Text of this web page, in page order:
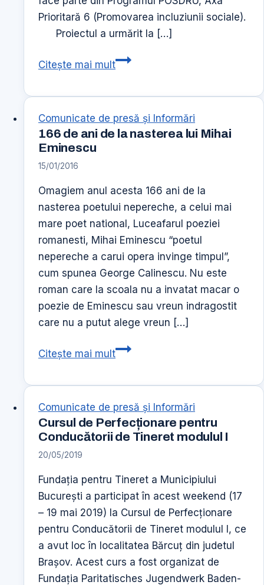
Prioritară 6 (Promovarea incluziunii sociale).
Proiectul a urmărit la […]
Citește mai multCentrele
un
pas
de
normalitate
Comunicate de presă şi Informări
166 de ani de la nasterea lui Mihai
Eminescu
15/01/2016
Omagiem anul acesta 166 ani de la
nasterea poetului nepereche, a celui mai
mare poet national, Luceafarul poeziei
romanesti, Mihai Eminescu “poetul
nepereche a carui opera invinge timpul”,
cum spunea George Calinescu. Nu este
roman care la scoala nu a invatat macar o
poezie de Eminescu sau vreun indragostit
care nu a putut alege vreun […]
Citește mai mult166
la
nasterea
Eminescu
Comunicate de presă şi Informări
Cursul de Perfecționare pentru
Conducătorii de Tineret modulul I
20/05/2019
Fundația pentru Tineret a Municipiului
București a participat în acest weekend (17
– 19 mai 2019) la Cursul de Perfecționare
pentru Conducătorii de Tineret modulul I, ce
a avut loc în localitatea Bărcuț din judetul
Brașov. Acest curs a fost organizat de
Fundația Paritatisches Jugendwerk Baden-